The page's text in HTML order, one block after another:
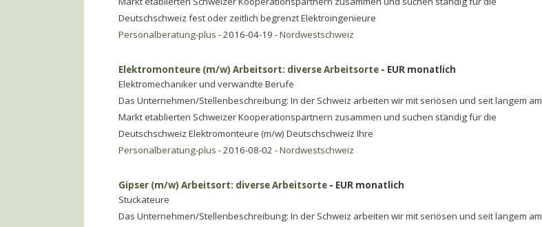
Deutschschweiz fest oder zeitlich begrenzt Elektroingenieure
Personalberatung-plus - 2016-04-19 -Nordwestschweiz
Elektromonteure (m/w) Arbeitsort: diverse Arbeitsorte - EUR monatlich
Elektromechaniker und verwandte Berufe
Das Unternehmen/Stellenbeschreibung: In der Schweiz arbeiten wir mit seriösen und seit langem am
Markt etablierten Schweizer Kooperationspartnern zusammen und suchen ständig für die
Deutschschweiz Elektromonteure (m/w) Deutschschweiz Ihre
Personalberatung-plus - 2016-08-02 -Nordwestschweiz
Gipser (m/w) Arbeitsort: diverse Arbeitsorte - EUR monatlich
Stuckateure
Das Unternehmen/Stellenbeschreibung: In der Schweiz arbeiten wir mit seriösen und seit langem am